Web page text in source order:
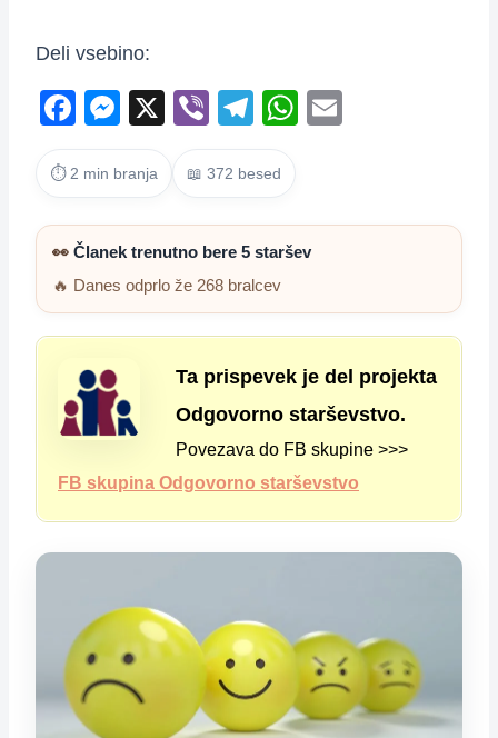
Deli vsebino:
F
a
c
e
b
o
o
M
e
ss
e
n
g
er
X
Vi
b
er
T
el
e
gr
a
m
W
s
A
p
⏱ 2 min branja 📖 372 besed
👀 Članek trenutno bere 5 staršev
🔥 Danes odprlo že 268 bralcev
Ta prispevek je del projekta
Odgovorno starševstvo.
Povezava do FB skupine >>>
FB skupina Odgovorno starševstvo